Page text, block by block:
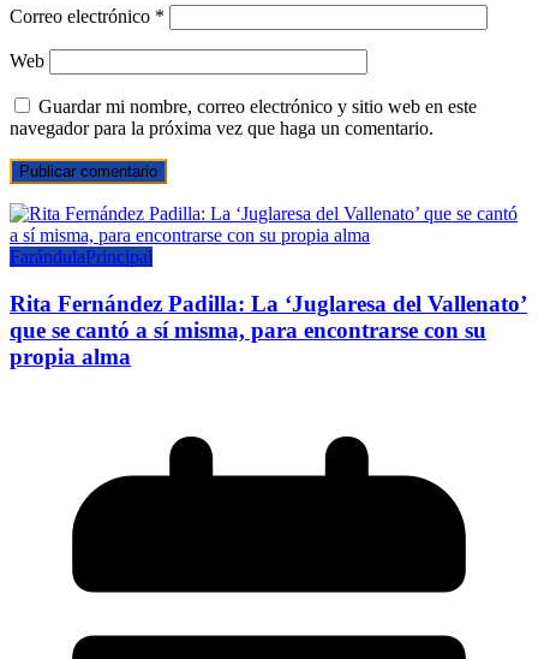
Correo electrónico *
Web
Guardar mi nombre, correo electrónico y sitio web en este
navegador para la próxima vez que haga un comentario.
FarándulaPrincipal
Rita Fernández Padilla: La ‘Juglaresa del Vallenato’
que se cantó a sí misma, para encontrarse con su
propia alma